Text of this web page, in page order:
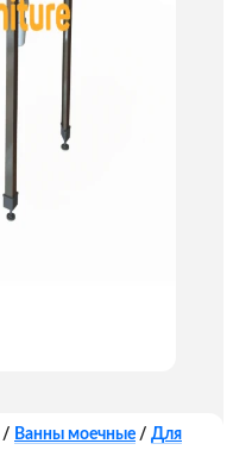
/ Ванны моечные / Для